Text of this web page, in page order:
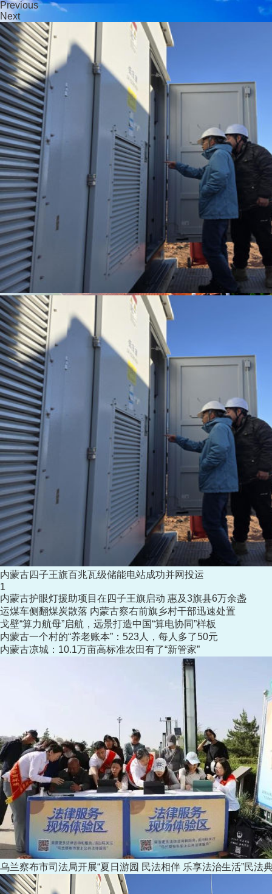
Previous
Next
内蒙古四子王旗百兆瓦级储能电站成功并网投运
1
内蒙古护眼灯援助项目在四子王旗启动 惠及3旗县6万余盏
运煤车侧翻煤炭散落 内蒙古察右前旗乡村干部迅速处置
戈壁“算力航母”启航，远景打造中国“算电协同”样板
内蒙古一个村的“养老账本”：523人，每人多了50元
内蒙古凉城：10.1万亩高标准农田有了“新管家”
乌兰察布市司法局开展“夏日游园 民法相伴 乐享法治生活”民法